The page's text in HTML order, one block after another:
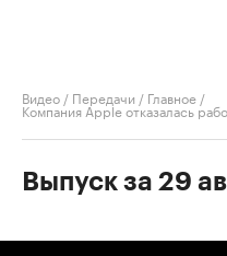
Видео / Передачи / Главное /
Компания Apple отказалась
Выпуск за 29